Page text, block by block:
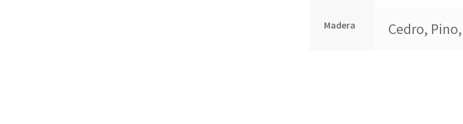
Madera Cedro,